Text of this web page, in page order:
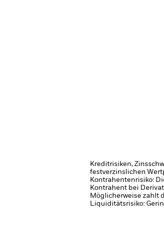
Kreditrisiken,
festverzinslichen
Kontrahentenrisiko:
Kontrahent bei
Möglicherweise zahlt
Liquiditätsrisiko: